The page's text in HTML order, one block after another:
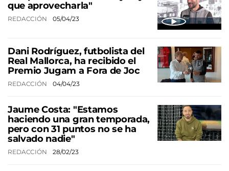
que aprovecharla"
REDACCIÓN 05/04/23
Dani Rodríguez, futbolista del
Real Mallorca, ha recibido el
Premio Jugam a Fora de Joc
REDACCIÓN 04/04/23
Jaume Costa: "Estamos
haciendo una gran temporada,
pero con 31 puntos no se ha
salvado nadie"
REDACCIÓN 28/02/23